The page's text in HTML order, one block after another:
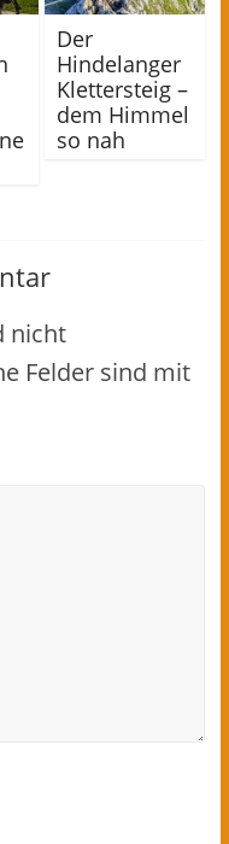
Der
Hindelanger
Klettersteig –
dem Himmel
so nah
nicht
Felder sind mit